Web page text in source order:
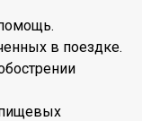
в поездке.